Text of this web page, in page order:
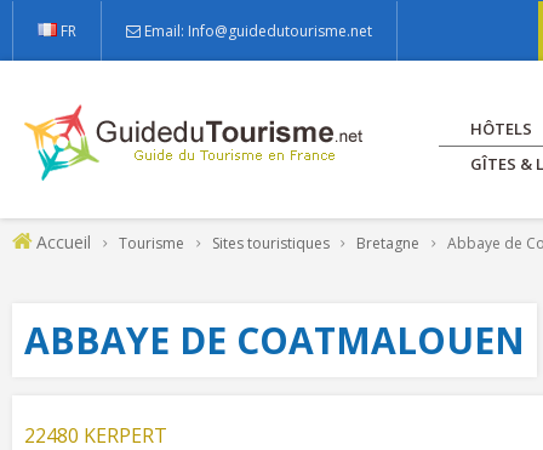
FR Email: Info@guidedutourisme.net
HÔTELS
GÎTES &
Accueil Tourisme Sites touristiques Bretagne Abbaye de
ABBAYE DE COATMALOUEN
22480 KERPERT